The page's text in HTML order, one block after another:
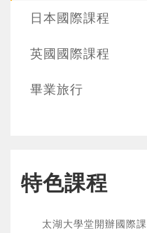
日本國際課程
英國國際課程
畢業旅行
特色課程
太湖大學堂開辦國際課